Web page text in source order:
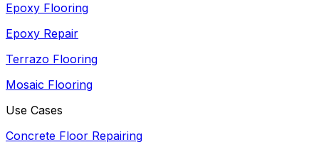
Epoxy Flooring
Epoxy Repair
Terrazo Flooring
Mosaic Flooring
Use Cases
Concrete Floor Repairing